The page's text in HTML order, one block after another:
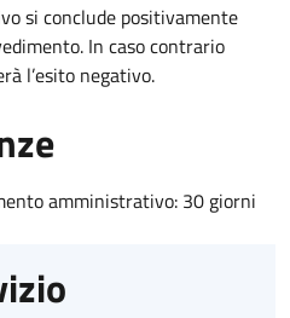
si conclude positivamente
In caso contrario
l’esito negativo.
amministrativo: 30 giorni